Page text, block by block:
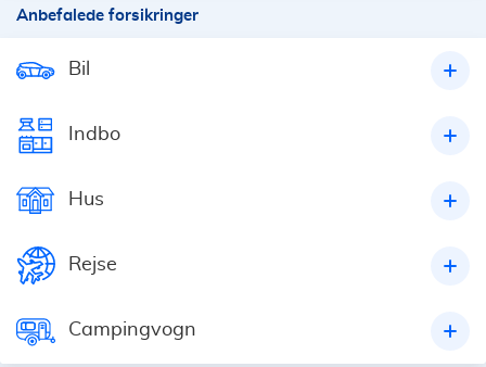
Anbefalede forsikringer
Bil
Indbo
Hus
Rejse
Campingvogn